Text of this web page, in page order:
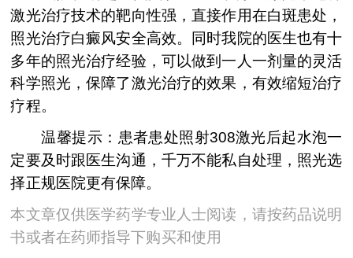
激光治疗技术的靶向性强，直接作用在白斑患处，
照光治疗白癜风安全高效。同时我院的医生也有十
多年的照光治疗经验，可以做到一人一剂量的灵活
科学照光，保障了激光治疗的效果，有效缩短治疗
疗程。
温馨提示：患者患处照射308激光后起水泡一
定要及时跟医生沟通，千万不能私自处理，照光选
择正规医院更有保障。
本文章仅供医学药学专业人士阅读，请按药品说明
书或者在药师指导下购买和使用